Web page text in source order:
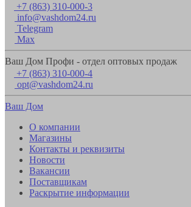
+7 (863) 310-000-3
info@vashdom24.ru
Telegram
Max
Ваш Дом Профи - отдел оптовых продаж
+7 (863) 310-000-4
opt@vashdom24.ru
Ваш Дом
О компании
Магазины
Контакты и реквизиты
Новости
Вакансии
Поставщикам
Раскрытие информации